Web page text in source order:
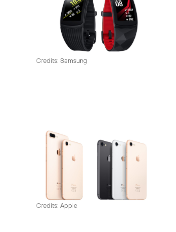
Credits: Samsung
Credits: Apple